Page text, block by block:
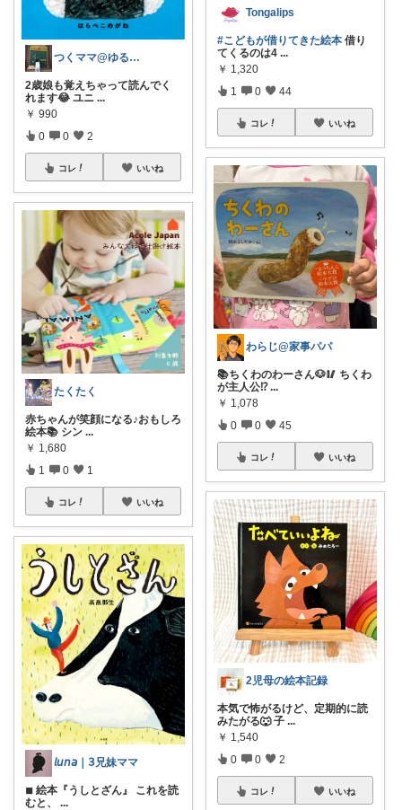
つくママ@ゆるゆる子育て
2歳娘も覚えちゃって読んでく
れます😂 ユニ ...
￥ 990
0 0 2
コレ いいね
たくたく
赤ちゃんが笑顔になる♪おもしろ
絵本📚 シン ...
￥ 1,680
1 0 1
コレ いいね
𝘭𝘶𝘯𝘢｜𝟥兄妹ママ
◾︎ 絵本『うしとざん』 これを読
むと、
...
Tongalips
#こどもが借りてきた絵本 借り
てくるのは4 ...
￥ 1,320
1 0 44
コレ いいね
わらじ@家事パパ
📚ちくわのわーさん🐶🥢 ちくわ
が主人公⁉️ ...
￥ 1,078
0 0 45
コレ いいね
2児母の絵本記録
本気で怖がるけど、定期的に読
みたがる🐺 子 ...
￥ 1,540
0 0 2
コレ いいね